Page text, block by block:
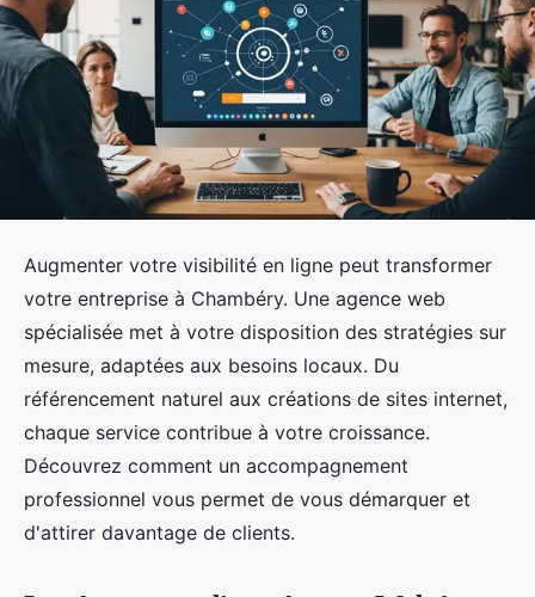
Augmenter votre visibilité en ligne peut transformer
votre entreprise à Chambéry. Une agence web
spécialisée met à votre disposition des stratégies sur
mesure, adaptées aux besoins locaux. Du
référencement naturel aux créations de sites internet,
chaque service contribue à votre croissance.
Découvrez comment un accompagnement
professionnel vous permet de vous démarquer et
d'attirer davantage de clients.